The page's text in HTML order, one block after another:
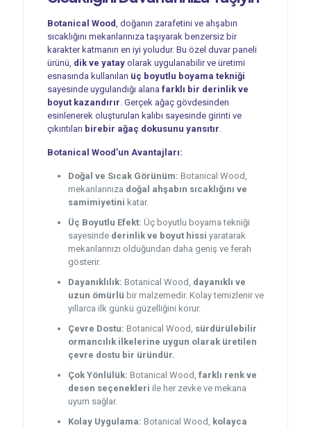
Botanical Wood , doğanın zarafetini ve ahşabın
sıcaklığını mekanlarınıza taşıyarak benzersiz bir
karakter katmanın en iyi yoludur. Bu özel duvar paneli
ürünü, dik ve yatayolarak uygulanabilir ve üretimi
esnasında kullanılan üç boyutlu boyama tekniği
sayesinde uygulandığı alana farklı bir derinlik ve
boyut kazandırır . Gerçek ağaç gövdesinden
esinlenerek oluşturulan kalıbı sayesinde girinti ve
çıkıntıları birebir ağaç dokusunu yansıtır
Botanical Wood’un Avantajları:
Doğal ve Sıcak Görünüm: Botanical Wood,
mekanlarınıza doğal ahşabın sıcaklığını ve
samimiyetini katar.
Üç Boyutlu Efekt: Üç boyutlu boyama tekniği
sayesinde derinlik ve boyut hissi yaratarak
mekanlarınızı olduğundan daha geniş ve ferah
gösterir.
Dayanıklılık: Botanical Wood, dayanıklı ve
uzun ömürlü bir malzemedir. Kolay temizlenir ve
yıllarca ilk günkü güzelliğini korur.
Çevre Dostu: Botanical Wood, sürdürülebilir
ormancılık ilkelerine uygun olarak üretilen
çevre dostu bir üründür.
Çok Yönlülük: Botanical Wood, farklı renk ve
desen seçenekleri ile her zevke ve mekana
uyum sağlar.
Kolay Uygulama: Botanical Wood, kolayca